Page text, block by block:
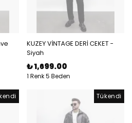
KUZEY VİNTAGE DERİ CEKET -
Siyah
₺ 1,699.00
1 Renk 5 Beden
Tükendi